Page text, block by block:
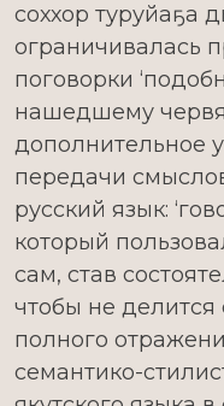
соххор туруйаҕа
ограничивалась
поговорки
нашедшему
дополнительное
передачи
русский язык:
который
сам, став
чтобы не делится
полного
семантико-